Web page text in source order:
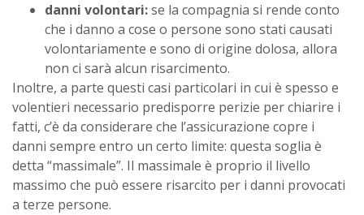
danni volontari:se la compagnia si rende conto
che i danno a cose o persone sono stati causati
volontariamente e sono di origine dolosa, allora
non ci sarà alcun risarcimento.
Inoltre, a parte questi casi particolari in cui è spesso e
volentieri necessario predisporre perizie per chiarire i
fatti, c’è da considerare che l’assicurazione copre i
danni sempre entro un certo limite: questa soglia è
detta “massimale”. Il massimale è proprio il livello
massimo che può essere risarcito per i danni provocati
a terze persone.